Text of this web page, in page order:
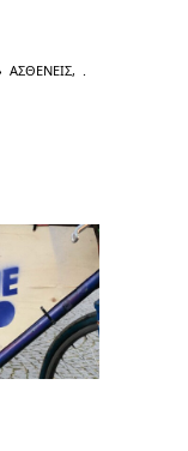
ΑΣΘΕΝΕΊΣ,